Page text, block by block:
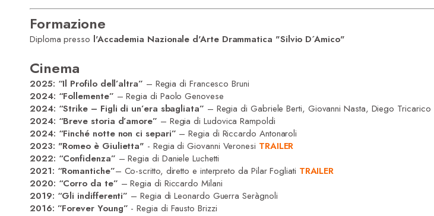
Formazione
Diploma presso l'Accademia Nazionale d'Arte Drammatica "Silvio D´Amico"
Cinema
2025: “Il Profilo dell’altra” – Regia di Francesco Bruni
2024: “Follemente” – Regia di Paolo Genovese
2024: “Strike – Figli di un’era sbagliata” – Regia di Gabriele Berti, Giovanni Nasta, Diego Tricarico
2024: “Breve storia d’amore” – Regia di Ludovica Rampoldi
2024: “Finché notte non ci separi” – Regia di Riccardo Antonaroli
2023: "Romeo è Giulietta" - Regia di Giovanni Veronesi TRAILER
2022: “Confidenza” – Regia di Daniele Luchetti
2021: “Romantiche”– Co-scritto, diretto e interpreto da Pilar Fogliati TRAILER
2020: “Corro da te” – Regia di Riccardo Milani
2019: “Gli indifferenti” – Regia di Leonardo Guerra Seràgnoli
2016: ”Forever Young” - Regia di Fausto Brizzi